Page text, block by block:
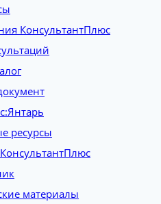
КонсультантПлюс
ресурсы
материалы